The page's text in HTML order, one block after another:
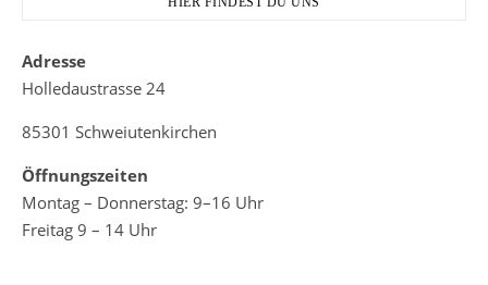
Adresse
Holledaustrasse 24
85301 Schweiutenkirchen
Öffnungszeiten
Montag – Donnerstag: 9–16 Uhr
Freitag 9 – 14 Uhr